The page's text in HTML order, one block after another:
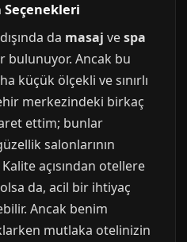
Seçenekleri
da masaj vespa
bulunuyor. Ancak bu
küçük ölçekli ve sınırlı
merkezindeki birkaç
ettim; bunlar
salonlarının
açısından otellere
da, acil bir ihtiyaç
Ancak benim
mutlaka otelinizin